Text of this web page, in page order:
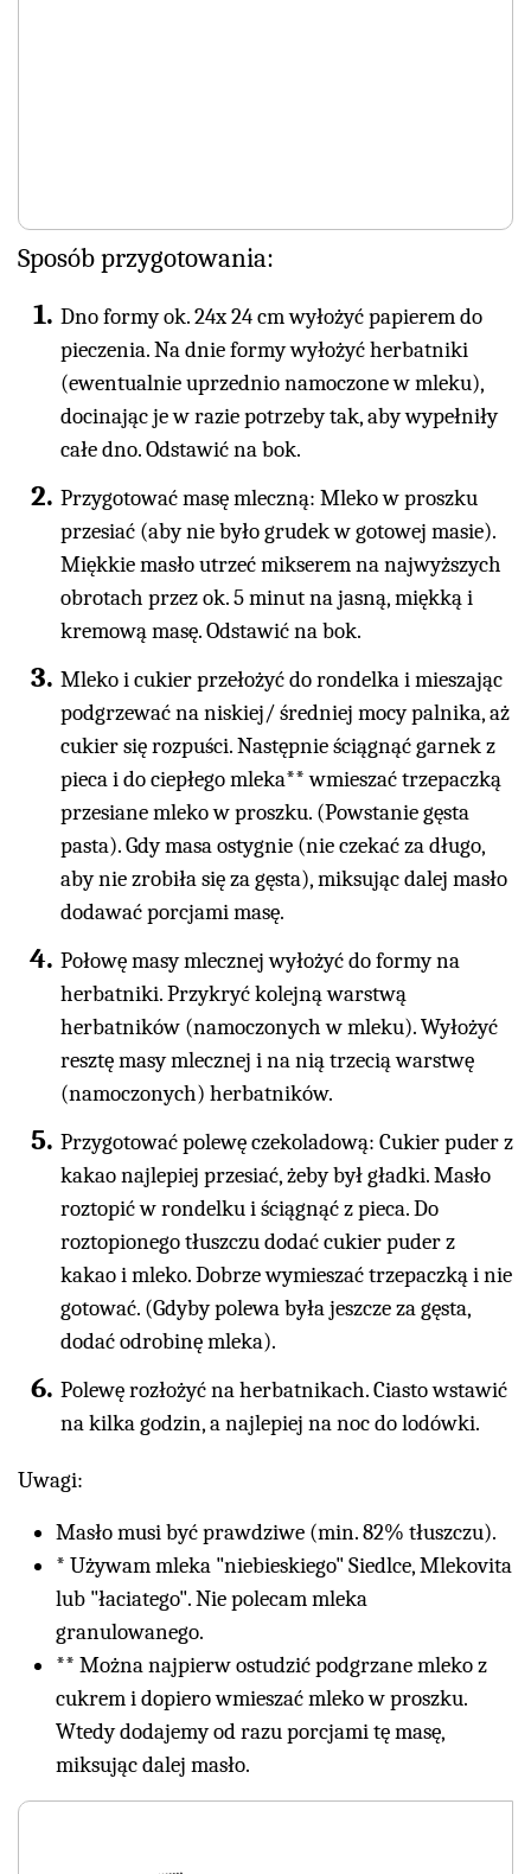
Sposób przygotowania:
Dno formy ok. 24x 24 cm wyłożyć papierem do
pieczenia. Na dnie formy wyłożyć herbatniki
(ewentualnie uprzednio namoczone w mleku),
docinając je w razie potrzeby tak, aby wypełniły
całe dno. Odstawić na bok.
Przygotować masę mleczną: Mleko w proszku
przesiać (aby nie było grudek w gotowej masie).
Miękkie masło utrzeć mikserem na najwyższych
obrotach przez ok. 5 minut na jasną, miękką i
kremową masę. Odstawić na bok.
Mleko i cukier przełożyć do rondelka i mieszając
podgrzewać na niskiej/ średniej mocy palnika, aż
cukier się rozpuści. Następnie ściągnąć garnek z
pieca i do ciepłego mleka** wmieszać trzepaczką
przesiane mleko w proszku. (Powstanie gęsta
pasta). Gdy masa ostygnie (nie czekać za długo,
aby nie zrobiła się za gęsta), miksując dalej masło
dodawać porcjami masę.
Połowę masy mlecznej wyłożyć do formy na
herbatniki. Przykryć kolejną warstwą
herbatników (namoczonych w mleku). Wyłożyć
resztę masy mlecznej i na nią trzecią warstwę
(namoczonych) herbatników.
Przygotować polewę czekoladową: Cukier puder z
kakao najlepiej przesiać, żeby był gładki. Masło
roztopić w rondelku i ściągnąć z pieca. Do
roztopionego tłuszczu dodać cukier puder z
kakao i mleko. Dobrze wymieszać trzepaczką i nie
gotować. (Gdyby polewa była jeszcze za gęsta,
dodać odrobinę mleka).
Polewę rozłożyć na herbatnikach. Ciasto wstawić
na kilka godzin, a najlepiej na noc do lodówki.
Uwagi:
Masło musi być prawdziwe (min. 82% tłuszczu).
* Używam mleka "niebieskiego" Siedlce, Mlekovita
lub "łaciatego". Nie polecam mleka
granulowanego.
** Można najpierw ostudzić podgrzane mleko z
cukrem i dopiero wmieszać mleko w proszku.
Wtedy dodajemy od razu porcjami tę masę,
miksując dalej masło.